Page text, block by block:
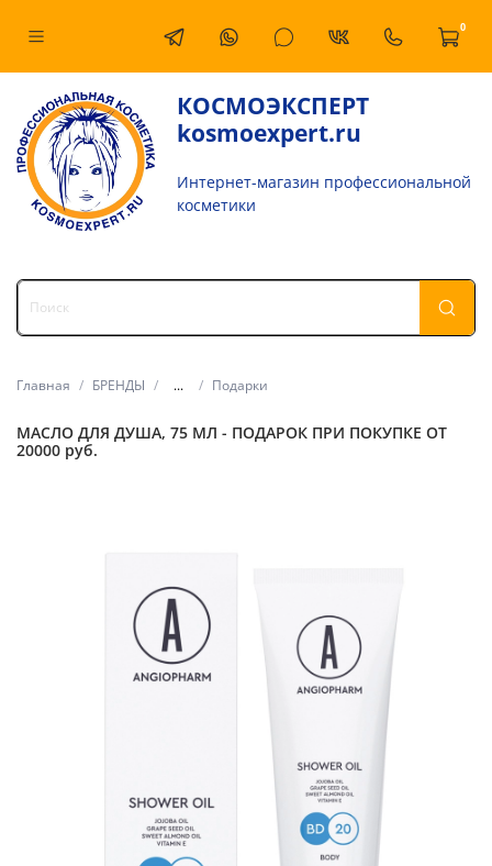
0
КОСМОЭКСПЕРТ
kosmoexpert.ru
Интернет-магазин профессиональной
косметики
Главная БРЕНДЫ ... Подарки
МАСЛО ДЛЯ ДУША, 75 МЛ - ПОДАРОК ПРИ ПОКУПКЕ ОТ
20000 руб.